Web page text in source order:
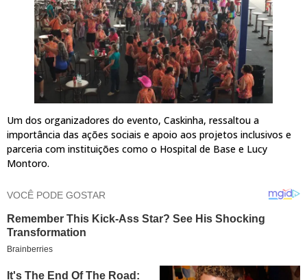
Um dos organizadores do evento, Caskinha, ressaltou a
importância das ações sociais e apoio aos projetos inclusivos e
parceria com instituições como o Hospital de Base e Lucy
Montoro.